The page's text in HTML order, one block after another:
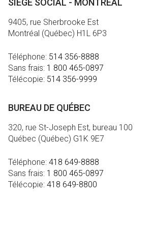
SIÈGE SOCIAL - MONTRÉAL
9405, rue Sherbrooke Est
Montréal (Québec) H1L 6P3
Téléphone: 514 356-8888
Sans frais: 1 800 465-0897
Télécopie: 514 356-9999
BUREAU DE QUÉBEC
320, rue St-Joseph Est, bureau 100
Québec (Québec) G1K 9E7
Téléphone: 418 649-8888
Sans frais: 1 800 465-0897
Télécopie: 418 649-8800